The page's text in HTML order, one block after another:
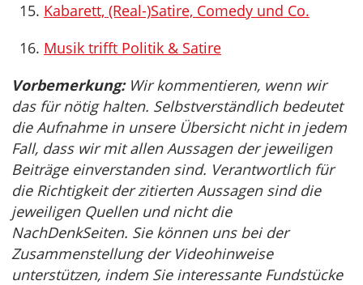
Kabarett, (Real-)Satire, Comedy und Co.
Musik trifft Politik & Satire
Vorbemerkung:Wir kommentieren, wenn wir
das für nötig halten. Selbstverständlich bedeutet
die Aufnahme in unsere Übersicht nicht in jedem
Fall, dass wir mit allen Aussagen der jeweiligen
Beiträge einverstanden sind. Verantwortlich für
die Richtigkeit der zitierten Aussagen sind die
jeweiligen Quellen und nicht die
NachDenkSeiten. Sie können uns bei der
Zusammenstellung der Videohinweise
unterstützen, indem Sie interessante Fundstücke